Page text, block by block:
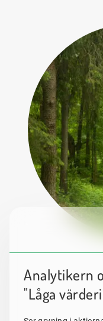
Analytikern
"Låga